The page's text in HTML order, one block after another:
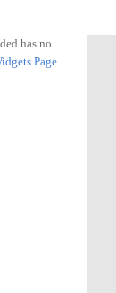
has no
Page